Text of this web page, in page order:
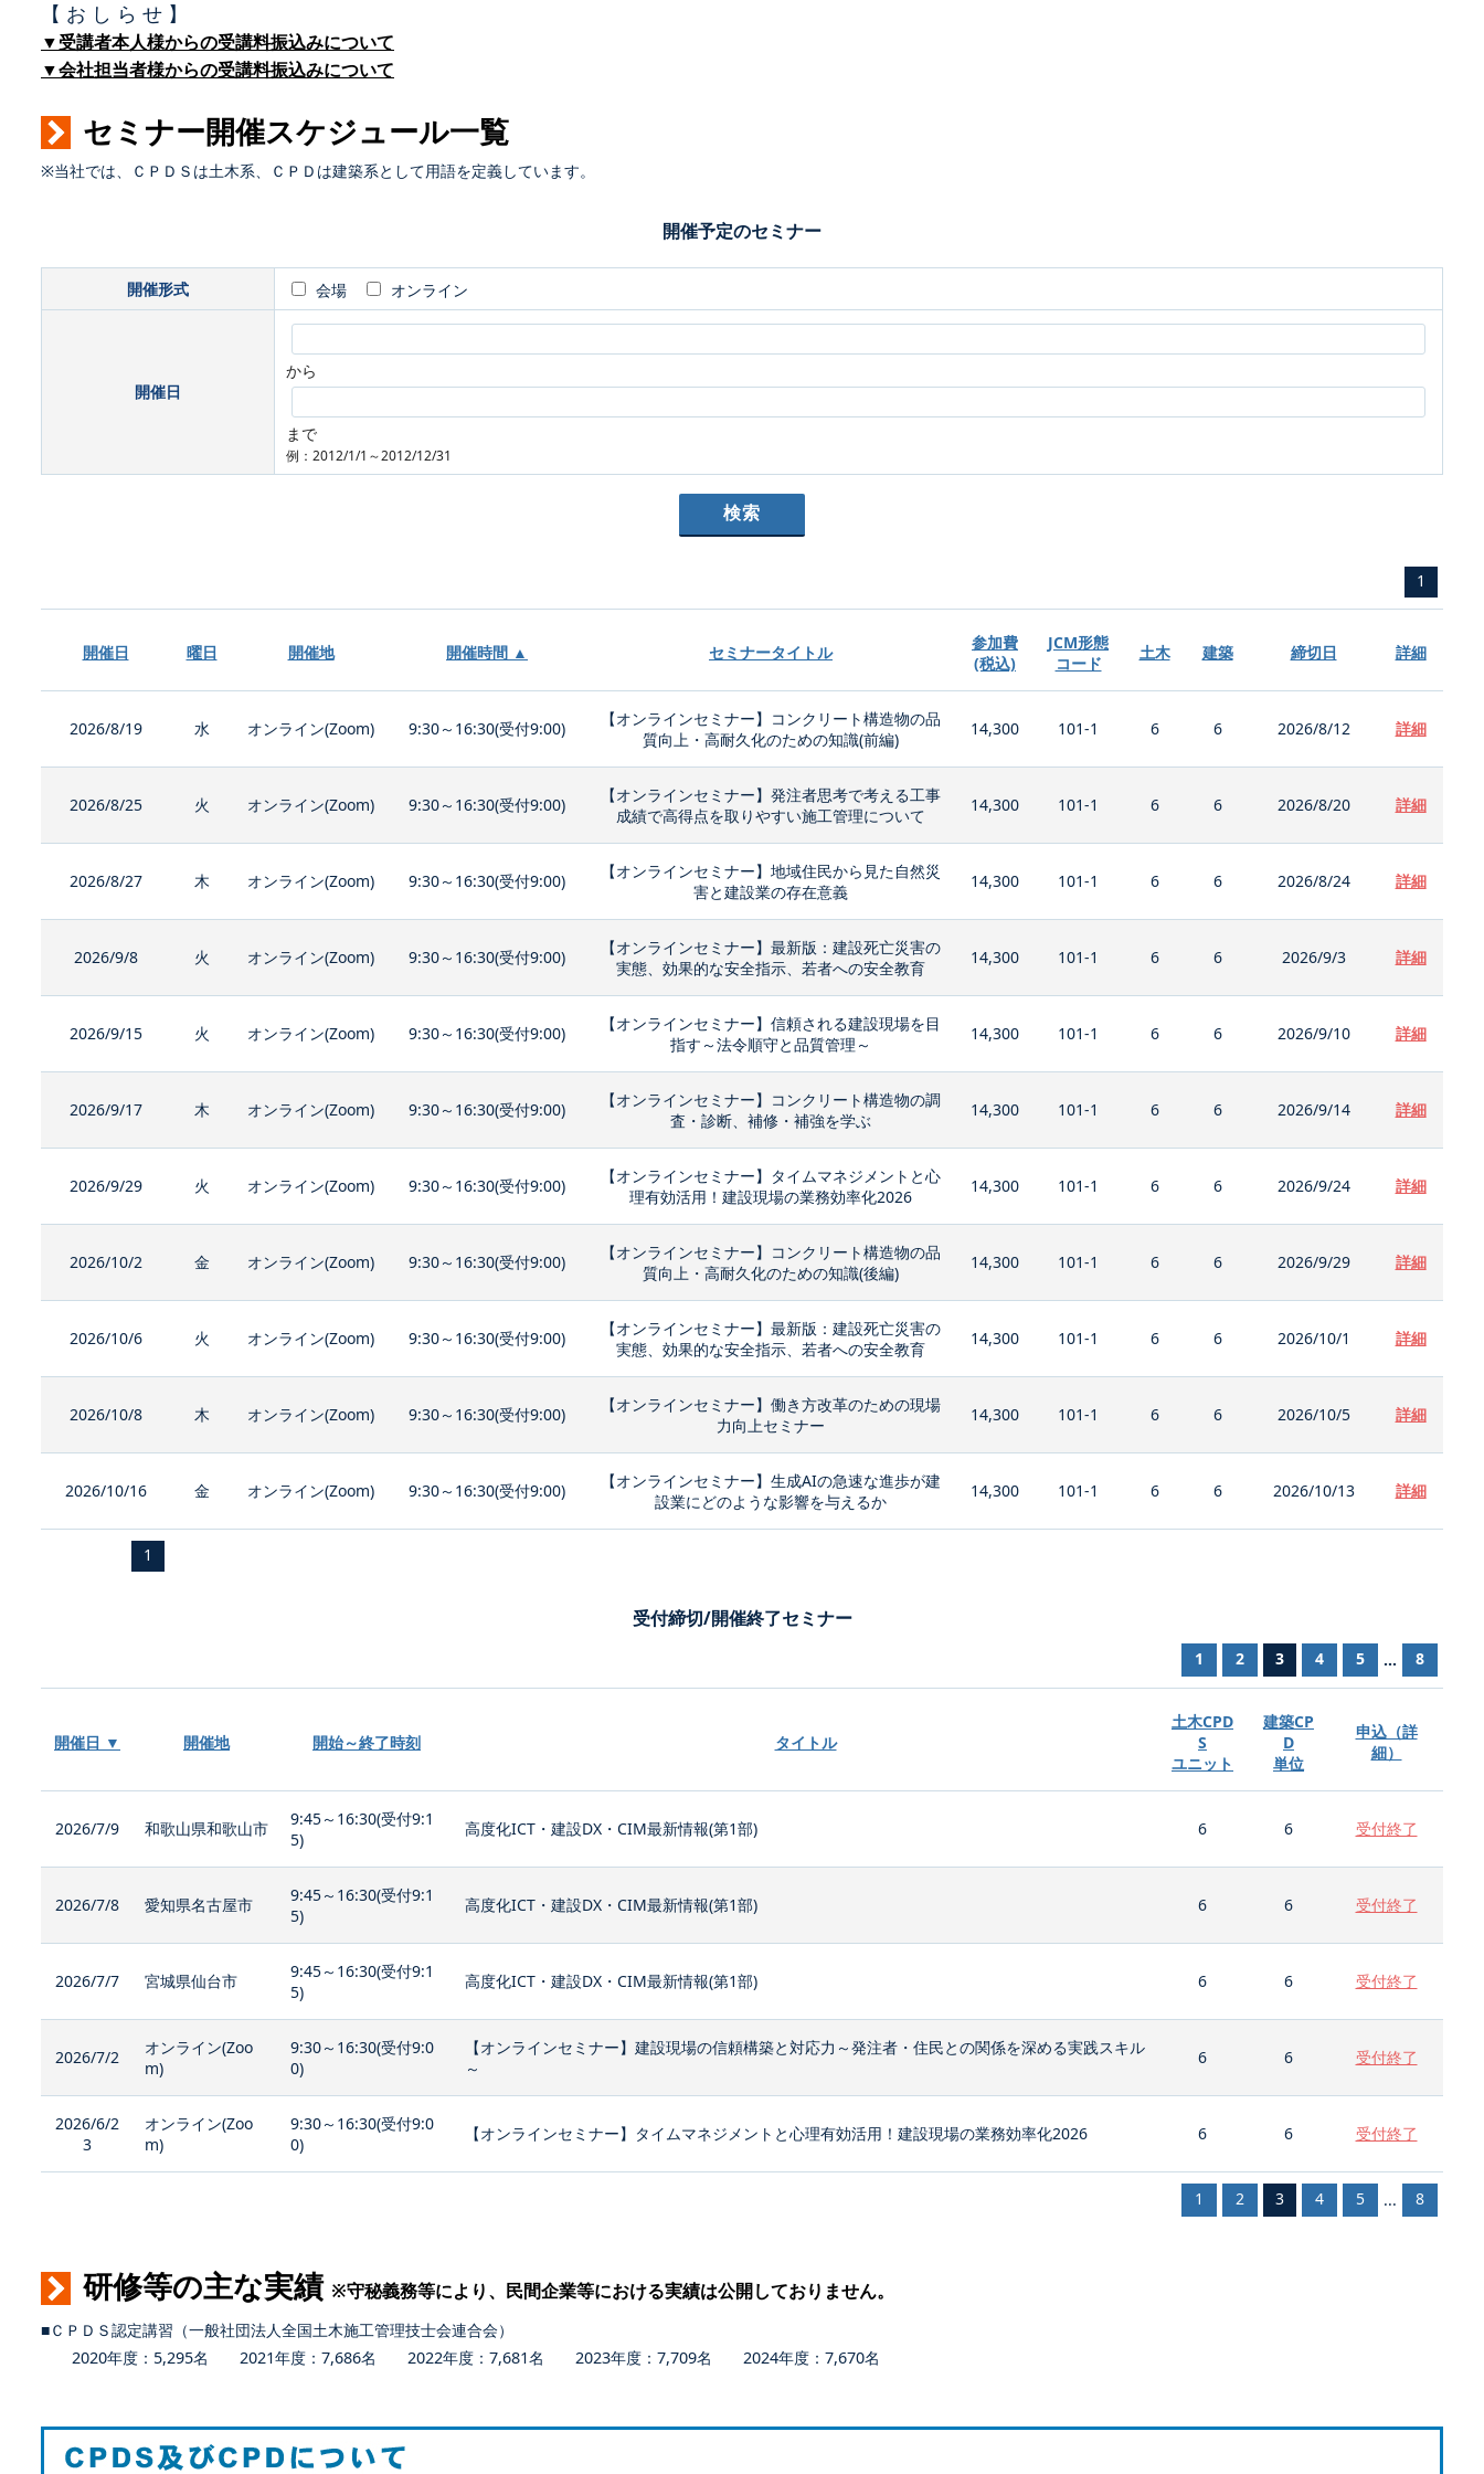
【 お し ら せ 】
▼受講者本人様からの受講料振込みについて
▼会社担当者様からの受講料振込みについて
セミナー開催スケジュール一覧
※当社では、ＣＰＤＳは土木系、ＣＰＤは建築系として用語を定義しています。
開催予定のセミナー
開催形式 会場 オンライン
開催日
から
まで
例：2012/1/1～2012/12/31
1
開催日 曜日 開催地 開催時間 ▲ セミナータイトル
参加費
(税込)
JCM形態
コード
土木 建築 締切日 詳細
2026/8/19 水 オンライン(Zoom) 9:30～16:30(受付9:00)
【オンラインセミナー】コンクリート構造物の品
質向上・高耐久化のための知識(前編)
14,300 101-1 6 6 2026/8/12 詳細
2026/8/25 火 オンライン(Zoom) 9:30～16:30(受付9:00)
【オンラインセミナー】発注者思考で考える工事
成績で高得点を取りやすい施工管理について
14,300 101-1 6 6 2026/8/20 詳細
2026/8/27 木 オンライン(Zoom) 9:30～16:30(受付9:00)
【オンラインセミナー】地域住民から見た自然災
害と建設業の存在意義
14,300 101-1 6 6 2026/8/24 詳細
2026/9/8 火 オンライン(Zoom) 9:30～16:30(受付9:00)
【オンラインセミナー】最新版：建設死亡災害の
実態、効果的な安全指示、若者への安全教育
14,300 101-1 6 6 2026/9/3 詳細
2026/9/15 火 オンライン(Zoom) 9:30～16:30(受付9:00)
【オンラインセミナー】信頼される建設現場を目
指す～法令順守と品質管理～
14,300 101-1 6 6 2026/9/10 詳細
2026/9/17 木 オンライン(Zoom) 9:30～16:30(受付9:00)
【オンラインセミナー】コンクリート構造物の調
査・診断、補修・補強を学ぶ
14,300 101-1 6 6 2026/9/14 詳細
2026/9/29 火 オンライン(Zoom) 9:30～16:30(受付9:00)
【オンラインセミナー】タイムマネジメントと心
理有効活用！建設現場の業務効率化2026
14,300 101-1 6 6 2026/9/24 詳細
2026/10/2 金 オンライン(Zoom) 9:30～16:30(受付9:00)
【オンラインセミナー】コンクリート構造物の品
質向上・高耐久化のための知識(後編)
14,300 101-1 6 6 2026/9/29 詳細
2026/10/6 火 オンライン(Zoom) 9:30～16:30(受付9:00)
【オンラインセミナー】最新版：建設死亡災害の
実態、効果的な安全指示、若者への安全教育
14,300 101-1 6 6 2026/10/1 詳細
2026/10/8 木 オンライン(Zoom) 9:30～16:30(受付9:00)
【オンラインセミナー】働き方改革のための現場
力向上セミナー
14,300 101-1 6 6 2026/10/5 詳細
2026/10/16 金 オンライン(Zoom) 9:30～16:30(受付9:00)
【オンラインセミナー】生成AIの急速な進歩が建
設業にどのような影響を与えるか
14,300 101-1 6 6 2026/10/13 詳細
1
受付締切/開催終了セミナー
1 2 3 4 5 ... 8
開催日 ▼ 開催地 開始～終了時刻 タイトル
土木CPD
S
ユニット
建築CP
D
単位
申込（詳
細）
2026/7/9 和歌山県和歌山市
9:45～16:30(受付9:1
5)
高度化ICT・建設DX・CIM最新情報(第1部) 6 6 受付終了
2026/7/8 愛知県名古屋市
9:45～16:30(受付9:1
5)
高度化ICT・建設DX・CIM最新情報(第1部) 6 6 受付終了
2026/7/7 宮城県仙台市
9:45～16:30(受付9:1
5)
高度化ICT・建設DX・CIM最新情報(第1部) 6 6 受付終了
2026/7/2
オンライン(Zoo
m)
9:30～16:30(受付9:0
0)
【オンラインセミナー】建設現場の信頼構築と対応力～発注者・住民との関係を深める実践スキル
～
6 6 受付終了
2026/6/2
3
オンライン(Zoo
m)
9:30～16:30(受付9:0
0)
【オンラインセミナー】タイムマネジメントと心理有効活用！建設現場の業務効率化2026 6 6 受付終了
1 2 3 4 5 ... 8
研修等の主な実績 ※守秘義務等により、民間企業等における実績は公開しておりません。
■ＣＰＤＳ認定講習（一般社団法人全国土木施工管理技士会連合会）
2020年度：5,295名 2021年度：7,686名 2022年度：7,681名 2023年度：7,709名 2024年度：7,670名